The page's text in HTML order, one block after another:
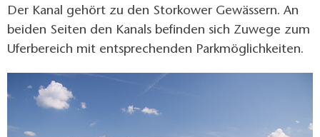
Der Kanal gehört zu den Storkower Gewässern. An
beiden Seiten den Kanals befinden sich Zuwege zum
Uferbereich mit entsprechenden Parkmöglichkeiten.